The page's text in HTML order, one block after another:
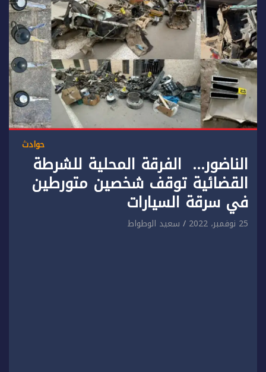
حوادث
الناضور… الفرقة المحلية للشرطة
القضائية توقف شخصين متورطين
في سرقة السيارات
25 نوفمبر، 2022 سعيد الوطواط